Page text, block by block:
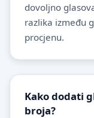
dovoljno
razlika između
procjenu.
Kako dodati
broja?